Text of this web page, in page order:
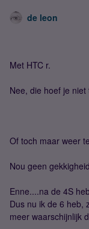
de leon
Met HTC r.
Nee, die hoef je
Of toch maar weer
Nou geen
Enne....na de 4S
Dus nu ik de 6 heb,
meer waarschijnlijk